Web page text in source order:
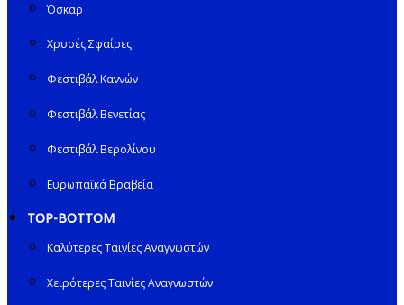
Όσκαρ
Χρυσές Σφαίρες
Φεστιβάλ Καννών
Φεστιβάλ Βενετίας
Φεστιβάλ Βερολίνου
Ευρωπαϊκά Βραβεία
TOP-BOTTOM
Καλύτερες Ταινίες Αναγνωστών
Χειρότερες Ταινίες Αναγνωστών